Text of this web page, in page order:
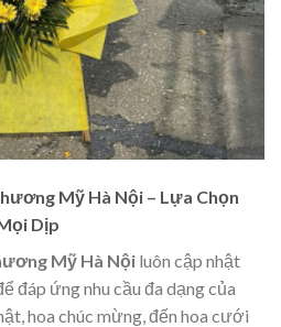
Mỹ Hà Nội – Lựa Chọn
Dịp
Mỹ Hà Nội luôn cập nhật
đáp ứng nhu cầu đa dạng của
hoa chúc mừng, đến hoa cưới